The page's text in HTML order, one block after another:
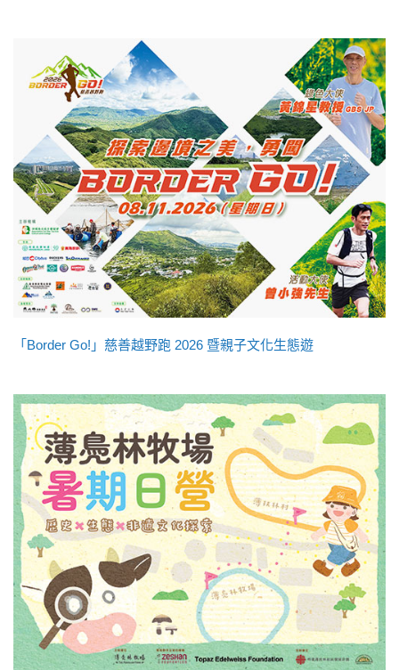
「Border Go!」慈善越野跑 2026 暨親子文化生態遊